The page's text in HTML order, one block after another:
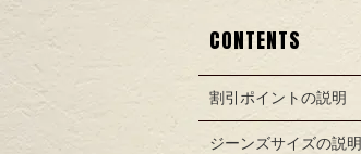
CONTENTS
割引ポイントの説明
ジーンズサイズの説明